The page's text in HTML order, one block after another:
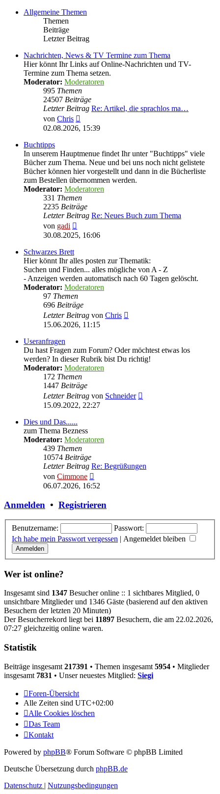
Allgemeine Themen
Themen
Beiträge
Letzter Beitrag
Nachrichten, News & TV Termine zum Thema
Hier könnt Ihr Links auf Online-Nachrichten und TV-
Termine zum Thema setzen.
Moderator: Moderatoren
995 Themen
24507 Beiträge
Letzter Beitrag Re: Artikel, die sprachlos ma…
von Chris
Beitrag
02.08.2026, 15:39
Buchtipps
In unserem Hauptmenue findet Ihr unter "Buchtipps" viele
Bücher zum Thema. Neue und bei uns noch nicht gelistete
Bücher können hier vorgestellt und dann in die Bücherliste
zum Bestellen übernommen werden.
Moderator: Moderatoren
331 Themen
2235 Beiträge
Letzter Beitrag Re: Neues Buch zum Thema
von gadi
Beitrag
30.08.2025, 16:06
Schwarzes Brett
Hier könnt Ihr alles posten zur Thematik:
Suchen und Finden... alles mögliche von A - Z
- Anzeigen werden automatisch nach 60 Tagen gelöscht.
Moderator: Moderatoren
97 Themen
696 Beiträge
Letzter Beitrag von Chris
15.06.2026, 11:15
Useranfragen
Du hast Fragen zum Forum? Oder möchtest etwas los
werden? In dieser Rubrik bist Du richtig!
Moderator: Moderatoren
172 Themen
1447 Beiträge
Letzter Beitrag von Schneider
15.09.2022, 22:27
Dies und Das......
zum Thema Bezness
Moderator: Moderatoren
439 Themen
10574 Beiträge
Letzter Beitrag Re: Begrüßungen
von Cimmone
Beitrag
06.07.2026, 16:52
Anmelden • Registrieren
Benutzername:
Passwort:
Ich habe mein Passwort vergessen | Angemeldet bleiben
Wer ist online?
Insgesamt sind 1347 Besucher online :: 1 sichtbares Mitglied, 0
unsichtbare Mitglieder und 1346 Gäste (basierend auf den aktiven
Besuchern der letzten 20 Minuten)
Der Besucherrekord liegt bei 11897 Besuchern, die am 22.02.2026,
07:27 gleichzeitig online waren.
Statistik
Beiträge insgesamt 217391 • Themen insgesamt 5954 • Mitglieder
insgesamt 7831 • Unser neuestes Mitglied: Siegi
Foren-Übersicht
Alle Zeiten sind UTC+02:00
Alle Cookies löschen
Das Team
Kontakt
Powered by phpBB® Forum Software © phpBB Limited
Deutsche Übersetzung durch phpBB.de
Datenschutz | Nutzungsbedingungen